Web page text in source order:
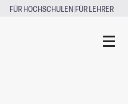
FÜR HOCHSCHULEN|FÜR LEHRER